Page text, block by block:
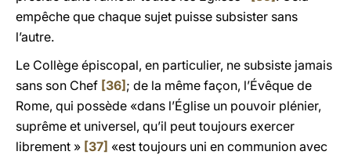
empêche que chaque sujet puisse subsister sans
l’autre.
Le Collège épiscopal, en particulier, ne subsiste jamais
sans son Chef [36] ; de la même façon, l’Évêque de
Rome, qui possède «dans l’Église un pouvoir plénier,
suprême et universel, qu’il peut toujours exercer
librement » [37] «est toujours uni en communion avec